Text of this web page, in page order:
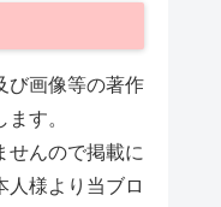
び画像等の著作
す。
せんので掲載に
人様より当ブロ